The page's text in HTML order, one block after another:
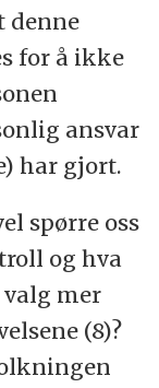
denne
for å ikke
ansvar
har gjort.
spørre oss
og hva
mer
(8)?